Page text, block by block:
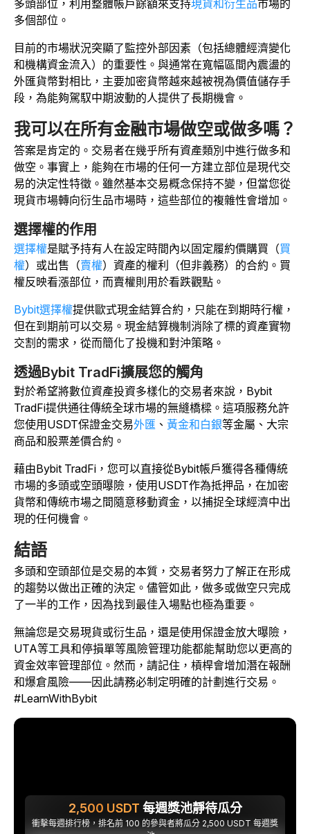
多頭部位，利用整體帳戶餘額來支持現貨和衍生品市場的
多個部位。
目前的市場狀況突顯了監控外部因素（包括總體經濟變化
和機構資金流入）的重要性。與通常在寬幅區間內震盪的
外匯貨幣對相比，主要加密貨幣越來越被視為價值儲存手
段，為能夠駕馭中期波動的人提供了長期機會。
我可以在所有金融市場做空或做多嗎？
答案是肯定的。交易者在幾乎所有資產類別中進行做多和
做空。事實上，能夠在市場的任何一方建立部位是現代交
易的決定性特徵。雖然基本交易概念保持不變，但當您從
現貨市場轉向衍生品市場時，這些部位的複雜性會增加。
選擇權的作用
選擇權是賦予持有人在設定時間內以固定履約價購買（買
權）或出售（賣權）資產的權利（但非義務）的合約。買
權反映看漲部位，而賣權則用於看跌觀點。
Bybit選擇權提供歐式現金結算合約，只能在到期時行權，
但在到期前可以交易。現金結算機制消除了標的資產實物
交割的需求，從而簡化了投機和對沖策略。
透過Bybit TradFi擴展您的觸角
對於希望將數位資產投資多樣化的交易者來說，Bybit
TradFi提供通往傳統全球市場的無縫橋樑。這項服務允許
您使用USDT保證金交易外匯 、 黃金和白銀等金屬、大宗
商品和股票差價合約。
藉由Bybit TradFi，您可以直接從Bybit帳戶獲得各種傳統
市場的多頭或空頭曝險，使用USDT作為抵押品，在加密
貨幣和傳統市場之間隨意移動資金，以捕捉全球經濟中出
現的任何機會。
結語
多頭和空頭部位是交易的本質，交易者努力了解正在形成
的趨勢以做出正確的決定。儘管如此，做多或做空只完成
了一半的工作，因為找到最佳入場點也極為重要。
無論您是交易現貨或衍生品，還是使用保證金放大曝險，
UTA等工具和停損單等風險管理功能都能幫助您以更高的
資金效率管理部位。然而，請記住，槓桿會增加潛在報酬
和爆倉風險——因此請務必制定明確的計劃進行交易。
#LearnWithBybit
2,500 USDT 每週獎池靜待瓜分
衝擊每週排行榜，排名前 100 的參與者將瓜分 2,500 USDT 每週獎